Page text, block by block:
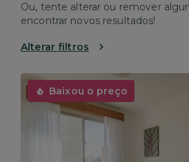
Ou, tente alterar ou remover
encontrar novos resultados!
Alterar filtros
Baixou o preço